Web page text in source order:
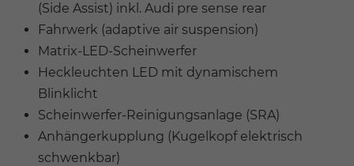
(Side Assist) inkl. Audi pre sense rear
Fahrwerk (adaptive air suspension)
Matrix-LED-Scheinwerfer
Heckleuchten LED mit dynamischem
Blinklicht
Scheinwerfer-Reinigungsanlage (SRA)
Anhängerkupplung (Kugelkopf elektrisch
schwenkbar)